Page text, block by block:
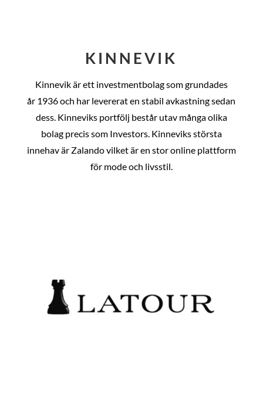
KINNEVIK
Kinnevik är ett investmentbolag som grundades
år 1936 och har levererat en stabil avkastning sedan
dess. Kinneviks portfölj består utav många olika
bolag precis som Investors. Kinneviks största
innehav är Zalando vilket är en stor online plattform
för mode och livsstil.